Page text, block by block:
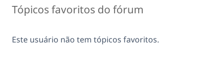
Tópicos favoritos do fórum
Este usuário não tem tópicos favoritos.